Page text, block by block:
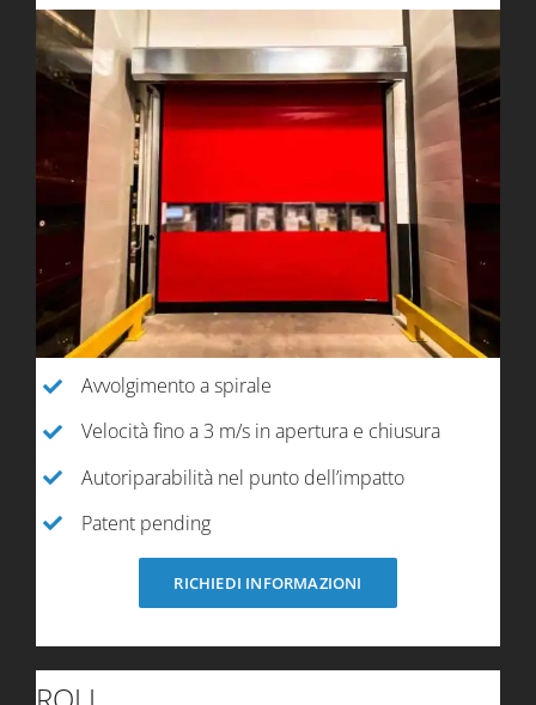
Avvolgimento a spirale
Velocità fino a 3 m/s in apertura e chiusura
Autoriparabilità nel punto dell’impatto
Patent pending
RICHIEDI INFORMAZIONI